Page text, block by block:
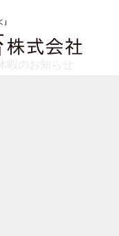
暇のお知らせ